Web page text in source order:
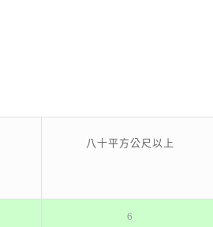
八十平方公尺以上
6